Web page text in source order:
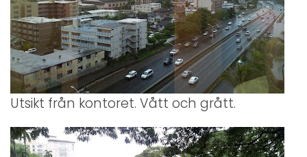
Utsikt från kontoret. Vått och grått.